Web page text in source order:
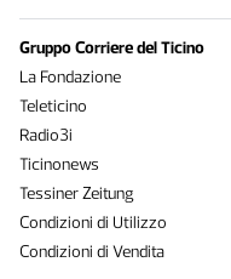
Gruppo Corriere del Ticino
La Fondazione
Teleticino
Radio3i
Ticinonews
Tessiner Zeitung
Condizioni di Utilizzo
Condizioni di Vendita